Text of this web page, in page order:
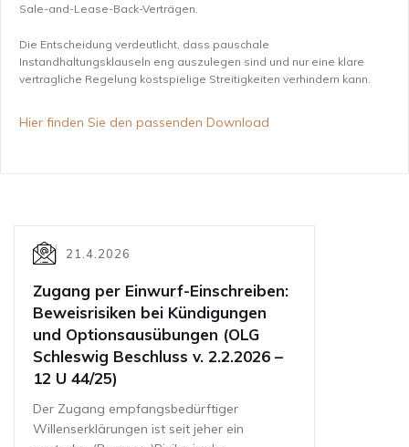
Sale-and-Lease-Back-Verträgen.
Die Entscheidung verdeutlicht, dass pauschale
Instandhaltungsklauseln eng auszulegen sind und nur eine klare
vertragliche Regelung kostspielige Streitigkeiten verhindern kann.
Hier finden Sie den passenden Download
21.4.2026
Zugang per Einwurf-Einschreiben:
Beweisrisiken bei Kündigungen
und Optionsausübungen (OLG
Schleswig Beschluss v. 2.2.2026 –
12 U 44/25)
Der Zugang empfangsbedürftiger
Willenserklärungen ist seit jeher ein